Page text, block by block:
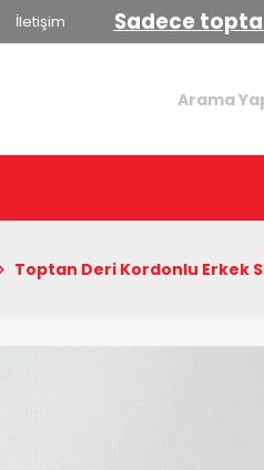
İletişim Sadece
Toptan Deri Kordonlu Erkek